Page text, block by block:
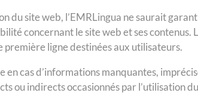
du site web, l’EMRLingua ne saurait
concernant le site web et ses
ligne destinées aux utilisateurs.
en cas d’informations manquantes,
ou indirects occasionnés par l’utilisation